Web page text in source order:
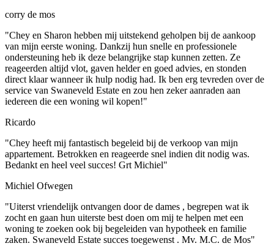
corry de mos
"Chey en Sharon hebben mij uitstekend geholpen bij de aankoop
van mijn eerste woning. Dankzij hun snelle en professionele
ondersteuning heb ik deze belangrijke stap kunnen zetten. Ze
reageerden altijd vlot, gaven helder en goed advies, en stonden
direct klaar wanneer ik hulp nodig had. Ik ben erg tevreden over de
service van Swaneveld Estate en zou hen zeker aanraden aan
iedereen die een woning wil kopen!"
Ricardo
"Chey heeft mij fantastisch begeleid bij de verkoop van mijn
appartement. Betrokken en reageerde snel indien dit nodig was.
Bedankt en heel veel succes! Grt Michiel"
Michiel Ofwegen
"Uiterst vriendelijk ontvangen door de dames , begrepen wat ik
zocht en gaan hun uiterste best doen om mij te helpen met een
woning te zoeken ook bij begeleiden van hypotheek en familie
zaken. Swaneveld Estate succes toegewenst . Mv. M.C. de Mos"